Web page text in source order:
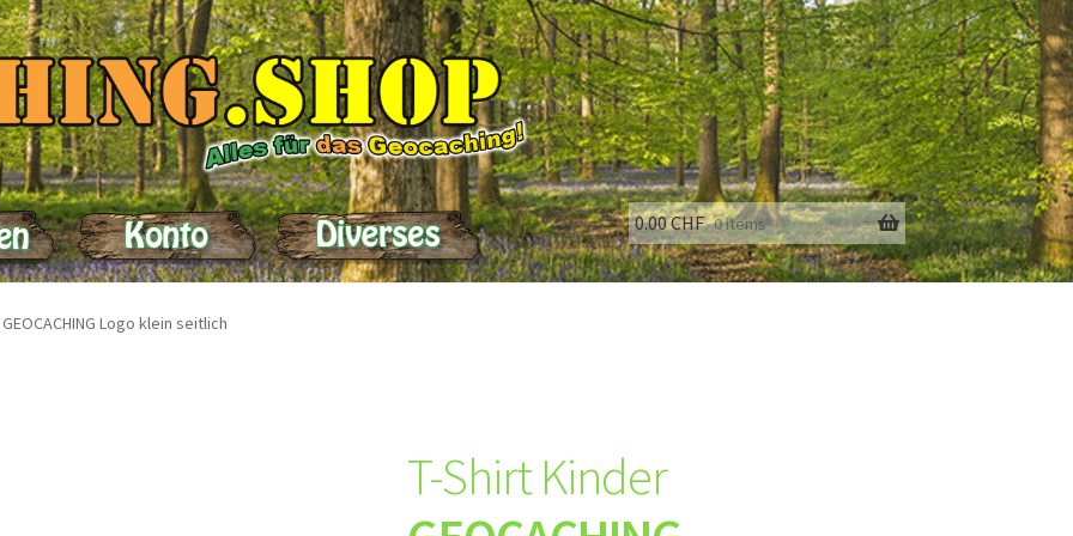
Impressum Kasse Kontakt
0.00CHF 0 items
Logo klein seitlich
T-Shirt Kinder